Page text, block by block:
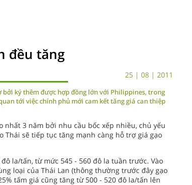
đều tăng
25 | 08 | 2011
ký thêm được hợp đồng lớn với Philippines, trong
tới việc chính phủ mới cam kết tăng giá can thiệp
nhất 3 năm bởi nhu cầu bốc xếp nhiều, chủ yếu
Thái sẽ tiếp tục tăng mạnh càng hỗ trợ giá gạo
la/tấn, từ mức 545 - 560 đô la tuần trước. Vào
loại của Thái Lan (thông thường trước đây gạo
tấm giá cũng tăng từ 500 - 520 đô la/tấn lên